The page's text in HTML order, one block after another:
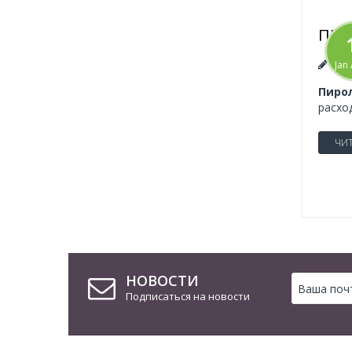
Jan
НОВОСТИ
Подписаться на новости